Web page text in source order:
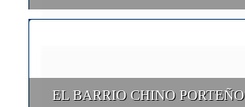
EL BARRIO CHINO PORTEÑO